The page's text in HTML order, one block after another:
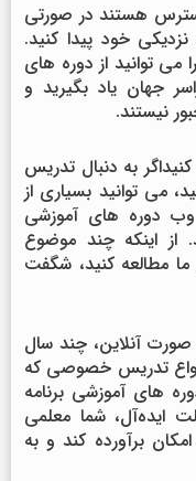
هستند در صورتی
خود پیدا کنید.
می توانید از دوره های
جهان یاد بگیرید و
نیستند.
به دنبال تدریس
می توانید بسیاری از
دوره های آموزشی
از اینکه چند موضوع
مطالعه کنید، شگفت
آنلاین، چند سال
تدریس خصوصی که
های آموزشی برنامه
ایده‌آل، شما معلمی
برآورده کند و به